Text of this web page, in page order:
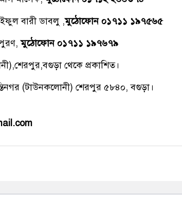
বারী ডাবলু ,মুঠোফোন ০১৭১১ ১৯৭৫৬৫
মুঠোফোন ০১৭১১ ১৯৭৬৭৯
থেকে প্রকাশিত।
(টাউনকলোনী) শেরপুর ৫৮৪০, বগুড়া।